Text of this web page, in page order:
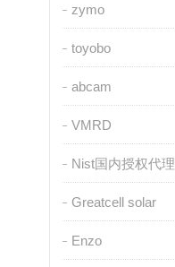
zymo
toyobo
abcam
VMRD
Nist国内授权代理
Greatcell solar
Enzo